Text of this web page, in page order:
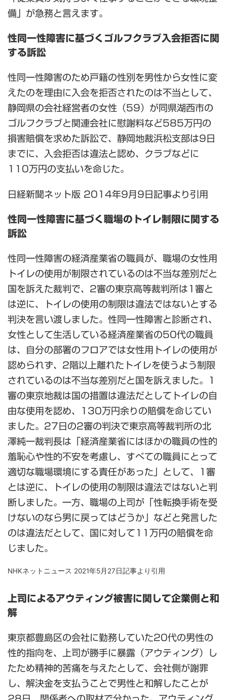
備」が急務と言えます。
性同一性障害に基づくゴルフクラブ入会拒否に関
する訴訟
性同一性障害のため戸籍の性別を男性から女性に変
えたのを理由に入会を拒否されたのは不当として、
静岡県の会社経営者の女性（59）が同県湖西市の
ゴルフクラブと関連会社に慰謝料など585万円の
損害賠償を求めた訴訟で、静岡地裁浜松支部は9日
までに、入会拒否は違法と認め、クラブなどに
110万円の支払いを命じた。
日経新聞ネット版 2014年9月9日記事より引用
性同一性障害に基づく職場のトイレ制限に関する
訴訟
性同一性障害の経済産業省の職員が、職場の女性用
トイレの使用が制限されているのは不当な差別だと
国を訴えた裁判で、2審の東京高等裁判所は1審と
は逆に、トイレの使用の制限は違法ではないとする
判決を言い渡しました。性同一性障害と診断され、
女性として生活している経済産業省の50代の職員
は、自分の部署のフロアでは女性用トイレの使用が
認められず、2階以上離れたトイレを使うよう制限
されているのは不当な差別だと国を訴えました。1
審の東京地裁は国の措置は違法だとしてトイレの自
由な使用を認め、130万円余りの賠償を命じてい
ました。27日の2審の判決で東京高等裁判所の北
澤純一裁判長は「経済産業省にはほかの職員の性的
羞恥心や性的不安を考慮し、すべての職員にとって
適切な職場環境にする責任があった」として、1審
とは逆に、トイレの使用の制限は違法ではないと判
断しました。一方、職場の上司が「性転換手術を受
けないのなら男に戻ってはどうか」などと発言した
のは違法だとして、国に対して11万円の賠償を命
じました。
NHKネットニュース 2021年5月27日記事より引用
上司によるアウティング被害に関して企業側と和
解
東京都豊島区の会社に勤務していた20代の男性の
性的指向を、上司が勝手に暴露（アウティング）し
たため精神的苦痛を与えたとして、会社側が謝罪
し、解決金を支払うことで男性と和解したことが